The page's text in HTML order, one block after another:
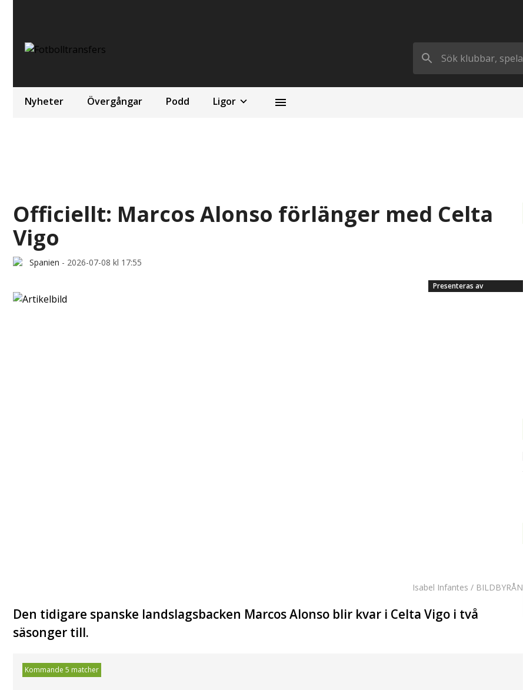
Nyheter Övergångar Podd Ligor
Officiellt: Marcos Alonso förlänger med Celta
Vigo
Spanien - 2026-07-08 kl 17:55
Presenteras av
Isabel Infantes / BILDBYRÅN
Den tidigare spanske landslagsbacken Marcos Alonso blir kvar i Celta Vigo i två
säsonger till.
Kommande 5 matcher